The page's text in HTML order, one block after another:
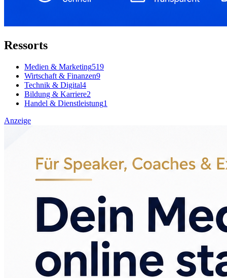
Ressorts
Medien & Marketing519
Wirtschaft & Finanzen9
Technik & Digital4
Bildung & Karriere2
Handel & Dienstleistung1
Anzeige